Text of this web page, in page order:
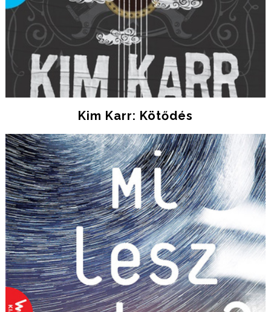
Kim Karr: Kötődés